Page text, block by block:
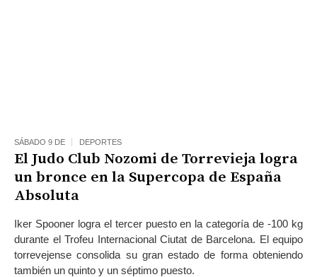
SÁBADO 9 DE DEPORTES
El Judo Club Nozomi de Torrevieja logra
un bronce en la Supercopa de España
Absoluta
Iker Spooner logra el tercer puesto en la categoría de -100 kg
durante el Trofeu Internacional Ciutat de Barcelona. El equipo
torrevejense consolida su gran estado de forma obteniendo
también un quinto y un séptimo puesto.